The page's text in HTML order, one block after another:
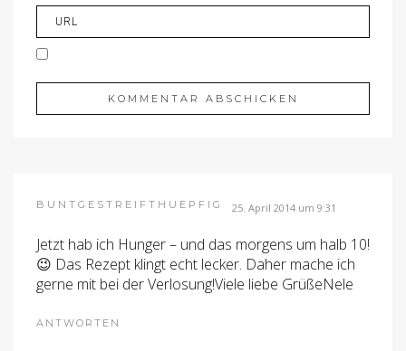
BUNTGESTREIFTHUEPFIG 25. April 2014 um 9:31
Jetzt hab ich Hunger – und das morgens um halb 10!
😉 Das Rezept klingt echt lecker. Daher mache ich
gerne mit bei der Verlosung!Viele liebe GrüßeNele
ANTWORTEN